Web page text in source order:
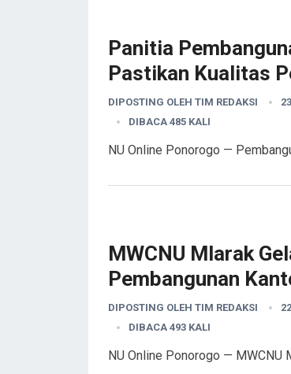
Panitia
Pastikan Kualitas
DIPOSTING OLEH TIM REDAKSI
DIBACA 485 KALI
NU Online Ponorogo —
MWCNU Mlarak
Pembangunan
DIPOSTING OLEH TIM REDAKSI
DIBACA 493 KALI
NU Online Ponorogo — MWCNU